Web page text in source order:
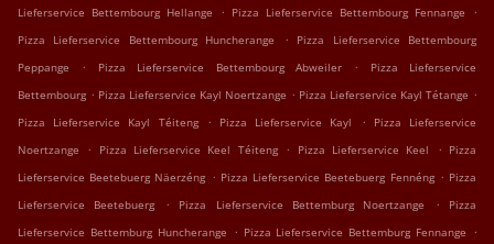
Lieferservice Bettembourg Hellange
. Pizza Lieferservice Bettembourg Fennange
.
Pizza Lieferservice Bettembourg Huncherange
.
Pizza Lieferservice Bettembourg
Peppange
. Pizza Lieferservice Bettembourg Abweiler .
Pizza Lieferservice
Bettembourg . Pizza Lieferservice Kayl Noertzange . Pizza Lieferservice Kayl Tétange .
Pizza Lieferservice Kayl Téiteng
. Pizza Lieferservice Kayl .
Pizza Lieferservice
Noertzange
. Pizza Lieferservice Keel Téiteng . Pizza Lieferservice Keel . Pizza
Lieferservice Beetebuerg Näerzéng . Pizza Lieferservice Beetebuerg Fennéng . Pizza
Lieferservice Beetebuerg
. Pizza Lieferservice Bettemburg Noertzange .
Pizza
Lieferservice Bettemburg Huncherange . Pizza Lieferservice Bettemburg Fennange .